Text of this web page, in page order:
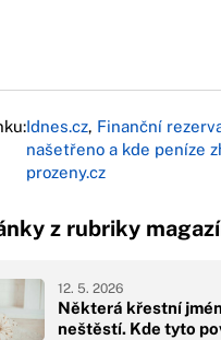
Idnes.cz, Finanční
našetřeno a kde peníze
prozeny.cz
z rubriky
Některá křestní
neštěstí. Kde tyto
12. 5. 2026